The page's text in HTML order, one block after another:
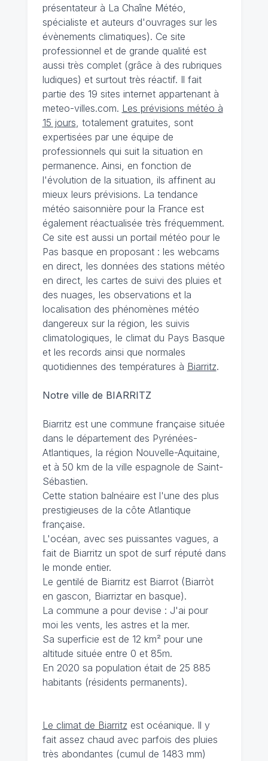
présentateur à La Chaîne Météo,
spécialiste et auteurs d'ouvrages sur les
évènements climatiques). Ce site
professionnel et de grande qualité est
aussi très complet (grâce à des rubriques
ludiques) et surtout très réactif. Il fait
partie des 19 sites internet appartenant à
meteo-villes.com. Les prévisions météo à
15 jours , totalement gratuites, sont
expertisées par une équipe de
professionnels qui suit la situation en
permanence. Ainsi, en fonction de
l'évolution de la situation, ils affinent au
mieux leurs prévisions. La tendance
météo saisonnière pour la France est
également réactualisée très fréquemment.
Ce site est aussi un portail météo pour le
Pas basque en proposant : les webcams
en direct, les données des stations météo
en direct, les cartes de suivi des pluies et
des nuages, les observations et la
localisation des phénomènes météo
dangereux sur la région, les suivis
climatologiques, le climat du Pays Basque
et les records ainsi que normales
quotidiennes des températures à Biarritz.
Notre ville de BIARRITZ
Biarritz est une commune française située
dans le département des Pyrénées-
Atlantiques, la région Nouvelle-Aquitaine,
et à 50 km de la ville espagnole de Saint-
Sébastien.
Cette station balnéaire est l'une des plus
prestigieuses de la côte Atlantique
française.
L'océan, avec ses puissantes vagues, a
fait de Biarritz un spot de surf réputé dans
le monde entier.
Le gentilé de Biarritz est Biarrot (Biarròt
en gascon, Biarriztar en basque).
La commune a pour devise : J'ai pour
moi les vents, les astres et la mer.
Sa superficie est de 12 km² pour une
altitude située entre 0 et 85m.
En 2020 sa population était de 25 885
habitants (résidents permanents).
Le climat de Biarritz est océanique. Il y
fait assez chaud avec parfois des pluies
très abondantes (cumul de 1483 mm)